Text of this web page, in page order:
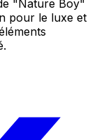
"Nature Boy"
pour le luxe et